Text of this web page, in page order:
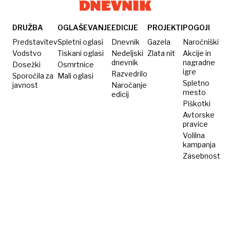
sindrom
vsak 50.
dojenček
DRUŽBA
Predstavitev
Vodstvo
Dosežki
Sporočila za
javnost
OGLAŠEVANJE
Spletni oglasi
Tiskani oglasi
Osmrtnice
Mali oglasi
EDICIJE
Dnevnik
Nedeljski
dnevnik
Razvedrilo
Naročanje
edicij
PROJEKTI
Gazela
Zlata nit
POGOJI
Naročniški
Akcije in
nagradne
igre
Spletno
mesto
Piškotki
Avtorske
pravice
Volilna
kampanja
Zasebnost